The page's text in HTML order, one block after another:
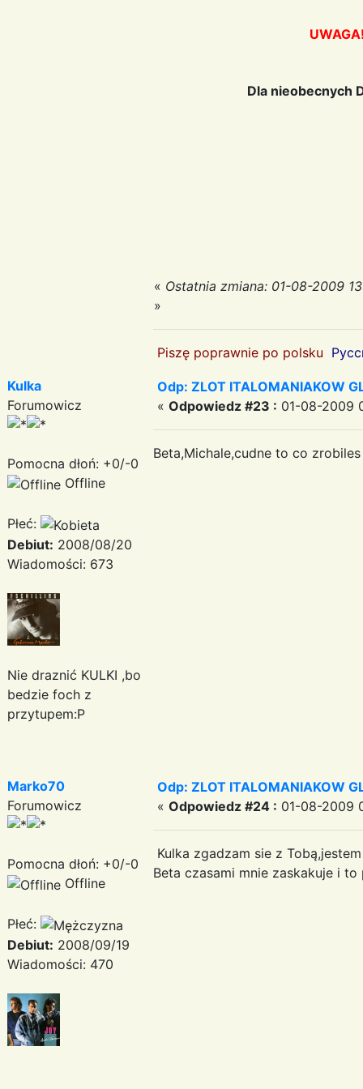
Dla nieobecnych
« Ostatnia zmiana: 01-08-2009
»
Piszę poprawnie po polsku
Kulka
Forumowicz
Pomocna dłoń: +0/-0
Offline
Płeć:
Debiut: 2008/08/20
Wiadomości: 673
Nie draznić KULKI ,bo
bedzie foch z
przytupem:P
Odp: ZLOT ITALOMANIAKOW
« Odpowiedz #23 : 01-08-2009
Beta,Michale,cudne to co
Marko70
Forumowicz
Pomocna dłoń: +0/-0
Offline
Płeć:
Debiut: 2008/09/19
Wiadomości: 470
Odp: ZLOT ITALOMANIAKOW
« Odpowiedz #24 : 01-08-2009
Kulka zgadzam sie z
Beta czasami mnie zaskakuje i